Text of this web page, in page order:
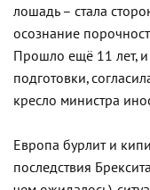
лошадь – стала
осознание
Прошло ещё 11 лет,
подготовки,
кресло министра
Европа бурлит и
последствия